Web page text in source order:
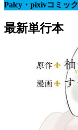
Palcy・pixivコミック
最新単行本